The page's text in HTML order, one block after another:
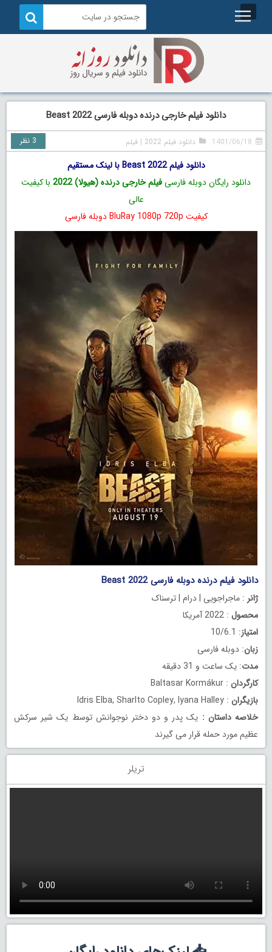
دانلود فیلم خارجی درنده دوبله فارسی Beast 2022
1401/06/18 دانلود فیلم 2022 |فیلم 3 نظر
دانلود فیلم Beast 2022 با لینک مستقیم
دانلود رایگان دوبله فارسیفیلم خارجی درنده (هیولا) 2022
با کیفیت
عالی
کیفیت BluRay 1080p 720p دوبله فارسی
دانلود فیلم درنده دوبله فارسی Beast 2022
ژانر : ماجراجویی | درام | ترسناک
محصول : 2022 آمریکا
امتیاز: 10/6.1
زبان: دوبله فارسی
مدت: یک ساعت و 31 دقیقه
کارگردان : Baltasar Kormákur
بازیگران : Idris Elba, Sharlto Copley, Iyana Halley
خلاصه داستان : یک پدر و دو دختر نوجوانش توسط یک شیر سرکش
عظیم مورد حمله قرار می گیرند
تریلر